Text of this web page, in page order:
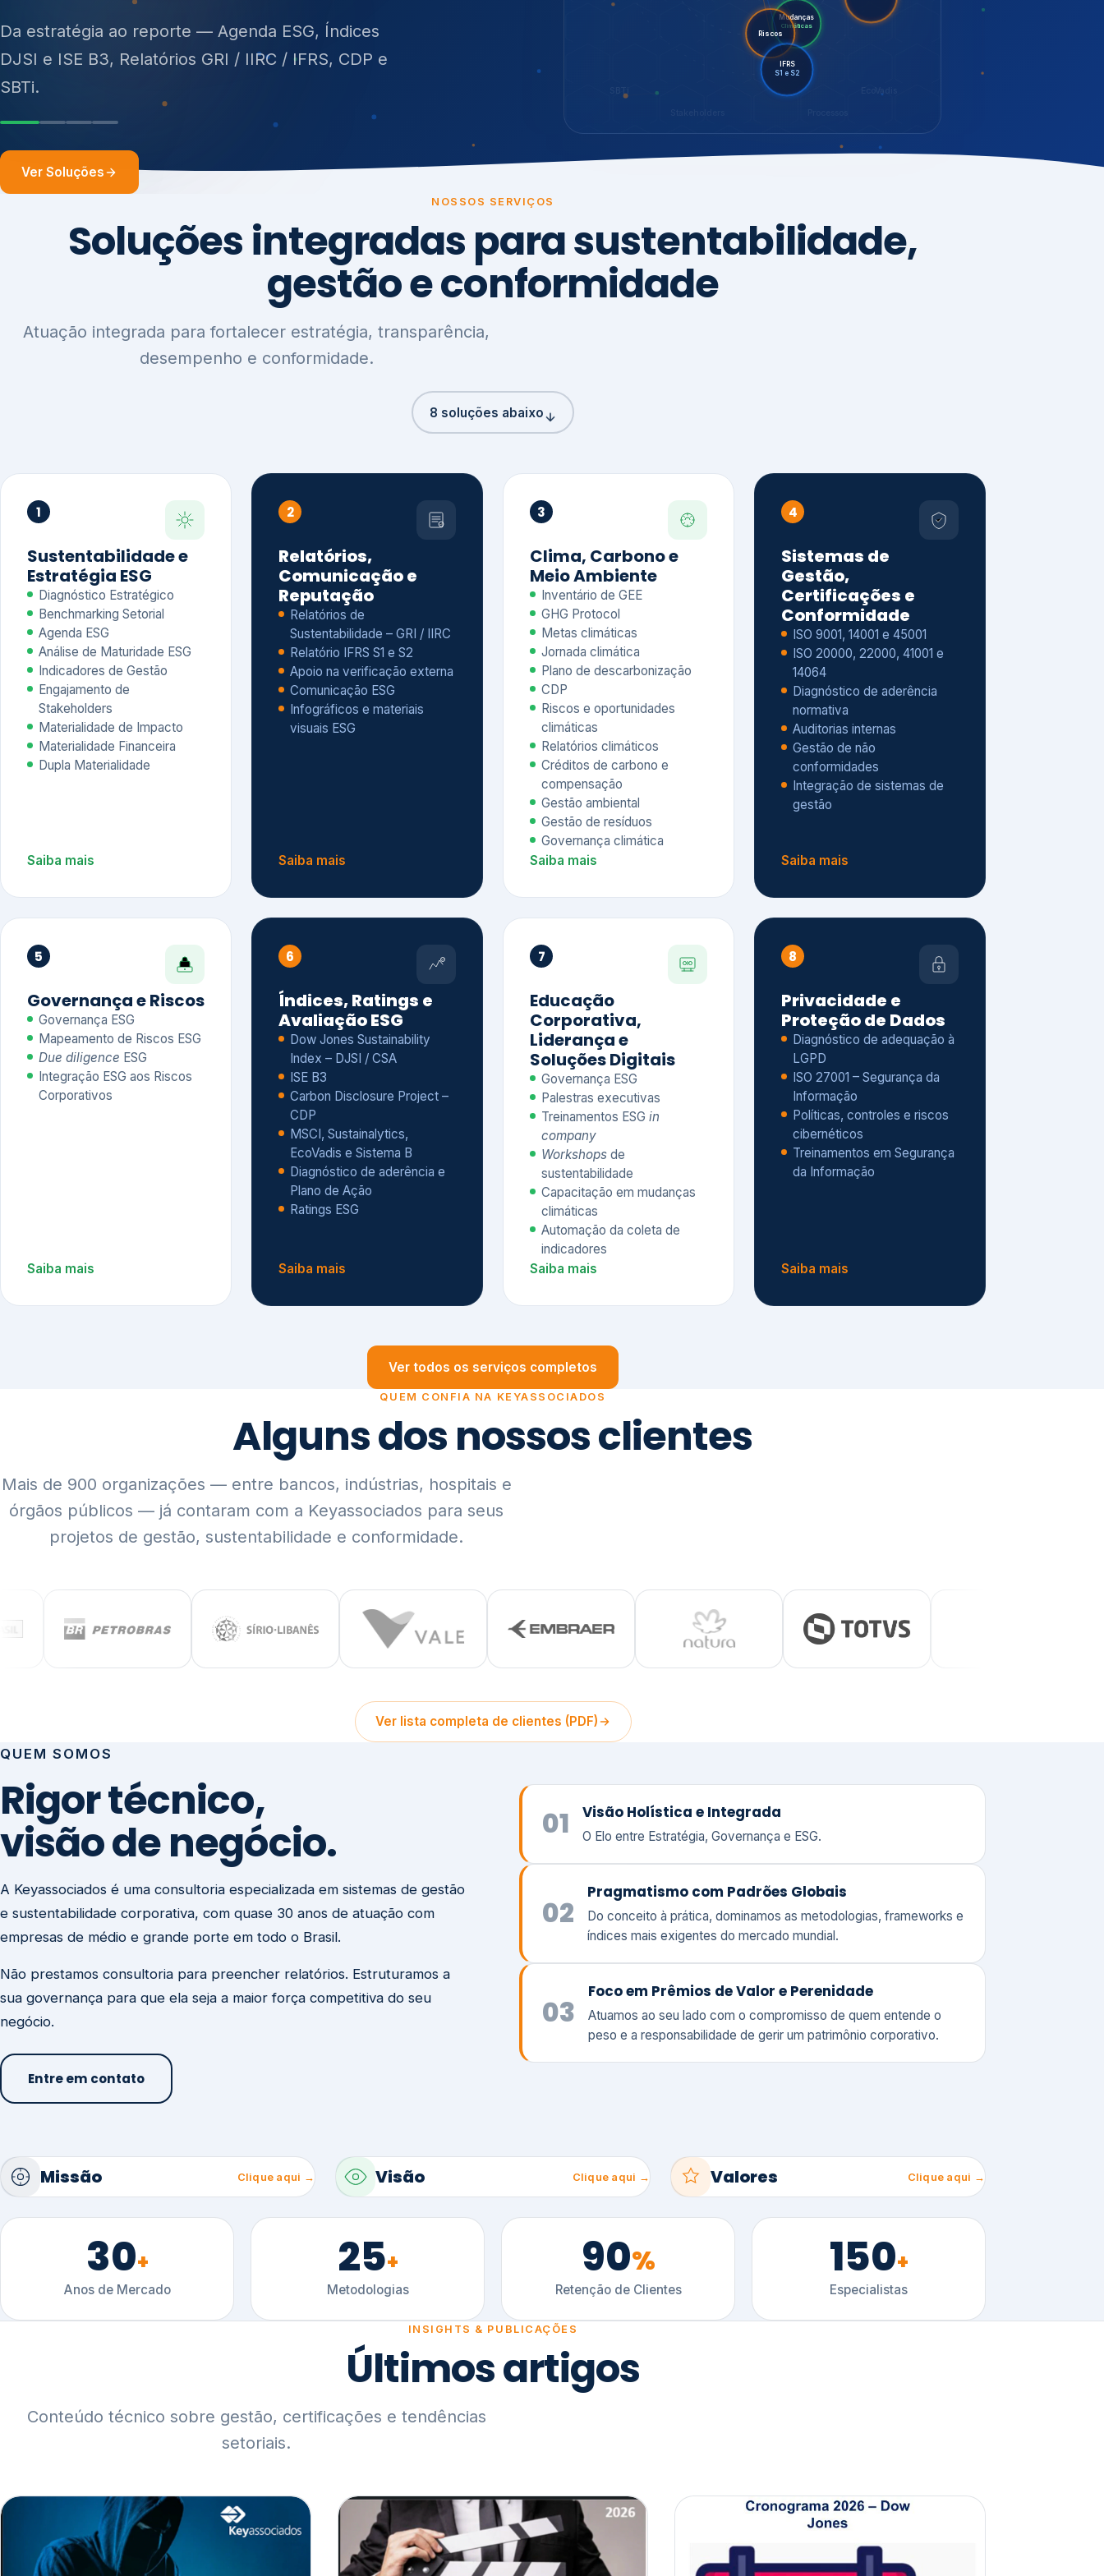
ISO 27701, ISO 42001, ISO 37001, ISO 9001, ISO
14001, ISO 45001, ONA e PNQ — Gestão de resíduos
sólidos (PGRS/PMGRS).
Ver Soluções
EcoVadis
Mudanças
Climáticas
Riscos
LGPD
IFRS
S1 e S2
NOSSOS SERVIÇOS
Soluções integradas para sustentabilidade,
gestão e conformidade
Atuação integrada para fortalecer estratégia, transparência,
desempenho e conformidade.
8 soluções abaixo
1
Sustentabilidade e
Estratégia ESG
Diagnóstico Estratégico
Benchmarking Setorial
Agenda ESG
Análise de Maturidade ESG
Indicadores de Gestão
Engajamento de
Stakeholders
Materialidade de Impacto
Materialidade Financeira
Dupla Materialidade
Saiba mais
2
Relatórios,
Comunicação e
Reputação
Relatórios de
Sustentabilidade – GRI / IIRC
Relatório IFRS S1 e S2
Apoio na verificação externa
Comunicação ESG
Infográficos e materiais
visuais ESG
Saiba mais
3
Clima, Carbono e
Meio Ambiente
Inventário de GEE
GHG Protocol
Metas climáticas
Jornada climática
Plano de descarbonização
CDP
Riscos e oportunidades
climáticas
Relatórios climáticos
Créditos de carbono e
compensação
Gestão ambiental
Gestão de resíduos
Governança climática
Saiba mais
4
Sistemas de
Gestão,
Certificações e
Conformidade
ISO 9001, 14001 e 45001
ISO 20000, 22000, 41001 e
14064
Diagnóstico de aderência
normativa
Auditorias internas
Gestão de não
conformidades
Integração de sistemas de
gestão
Saiba mais
5
Governança e Riscos
Governança ESG
Mapeamento de Riscos ESG
Due diligence ESG
Integração ESG aos Riscos
Corporativos
Saiba mais
6
Índices, Ratings e
Avaliação ESG
Dow Jones Sustainability
Index – DJSI / CSA
ISE B3
Carbon Disclosure Project –
CDP
MSCI, Sustainalytics,
EcoVadis e Sistema B
Diagnóstico de aderência e
Plano de Ação
Ratings ESG
Saiba mais
7
Educação
Corporativa,
Liderança e
Soluções Digitais
Governança ESG
Palestras executivas
Treinamentos ESG in
company
Workshops de
sustentabilidade
Capacitação em mudanças
climáticas
Automação da coleta de
indicadores
Saiba mais
8
Privacidade e
Proteção de Dados
Diagnóstico de adequação à
LGPD
ISO 27001 – Segurança da
Informação
Políticas, controles e riscos
cibernéticos
Treinamentos em Segurança
da Informação
Saiba mais
Ver todos os serviços completos
QUEM CONFIA NA KEYASSOCIADOS
Alguns dos nossos clientes
Mais de 900 organizações — entre bancos, indústrias, hospitais e
órgãos públicos — já contaram com a Keyassociados para seus
projetos de gestão, sustentabilidade e conformidade.
Ver lista completa de clientes (PDF)
QUEM SOMOS
Rigor técnico,
visão de negócio.
A Keyassociados é uma consultoria especializada em sistemas de gestão
e sustentabilidade corporativa, com quase 30 anos de atuação com
empresas de médio e grande porte em todo o Brasil.
Não prestamos consultoria para preencher relatórios. Estruturamos a
sua governança para que ela seja a maior força competitiva do seu
negócio.
Entre em contato
01 Visão Holística e Integrada
O Elo entre Estratégia, Governança e ESG.
02
Pragmatismo com Padrões Globais
Do conceito à prática, dominamos as metodologias, frameworks e
índices mais exigentes do mercado mundial.
03
Foco em Prêmios de Valor e Perenidade
Atuamos ao seu lado com o compromisso de quem entende o
peso e a responsabilidade de gerir um patrimônio corporativo.
Missão Clique aqui → Visão Clique aqui → Valores Clique aqui →
30+
Anos de Mercado
25+
Metodologias
90%
Retenção de Clientes
150+
Especialistas
INSIGHTS & PUBLICAÇÕES
Últimos artigos
Conteúdo técnico sobre gestão, certificações e tendências
setoriais.